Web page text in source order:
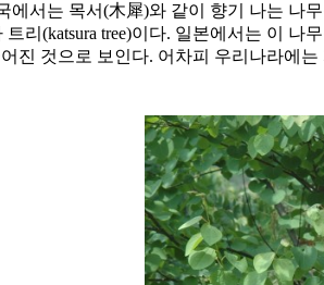
에서는 목서(木犀)와 같이 향기 나는 나
리(katsura tree)이다. 일본에서는 이 나
진 것으로 보인다. 어차피 우리나라에